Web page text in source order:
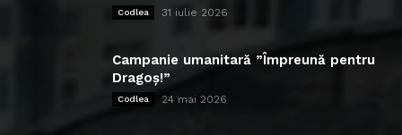
Codlea 31 iulie 2026
Campanie umanitară ”Împreună pentru
Dragoș!”
Codlea 24 mai 2026